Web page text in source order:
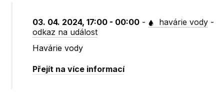
03. 04. 2024, 17:00 - 00:00 - havárie vody -
odkaz na událost
Havárie vody
Přejít na více informací